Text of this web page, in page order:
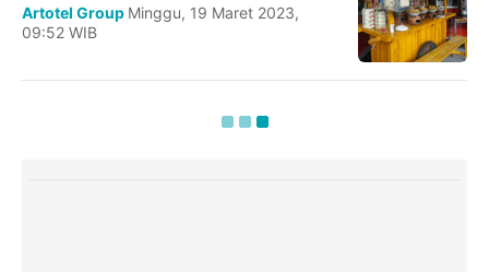
Artotel Group Minggu, 19 Maret 2023,
09:52 WIB